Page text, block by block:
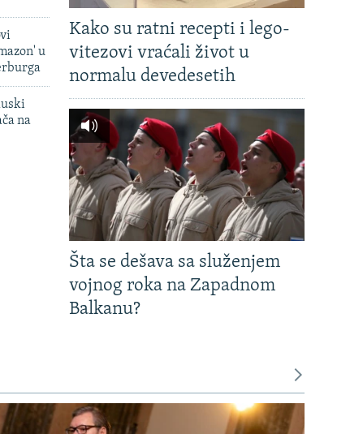
u
na
Kako su ratni recepti i lego-
vitezovi vraćali život u
normalu devedesetih
Šta se dešava sa služenjem
vojnog roka na Zapadnom
Balkanu?